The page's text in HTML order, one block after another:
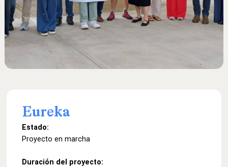
Eureka
Estado:
Proyecto en marcha
Duración del proyecto: